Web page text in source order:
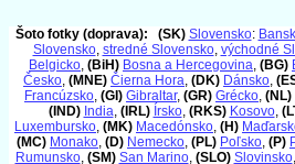
Šoto fotky (doprava): (SK) Slovensko:
Slovensko, stredné Slovensko, východné
Belgicko, (BiH) Bosna a Hercegovina, (BG)
Česko, (MNE) Čierna Hora, (DK) Dánsko,
Francúzsko, (GI) Gibraltar, (GR) Grécko, (NL)
(IND) India, (IRL) Írsko, (RKS) Kosovo,
Luxembursko, (MK) Macedónsko, (H)
(MC) Monako, (D) Nemecko, (PL) Poľsko, (P)
Rumunsko, (SM) San Marino, (SLO) Slovinsko,